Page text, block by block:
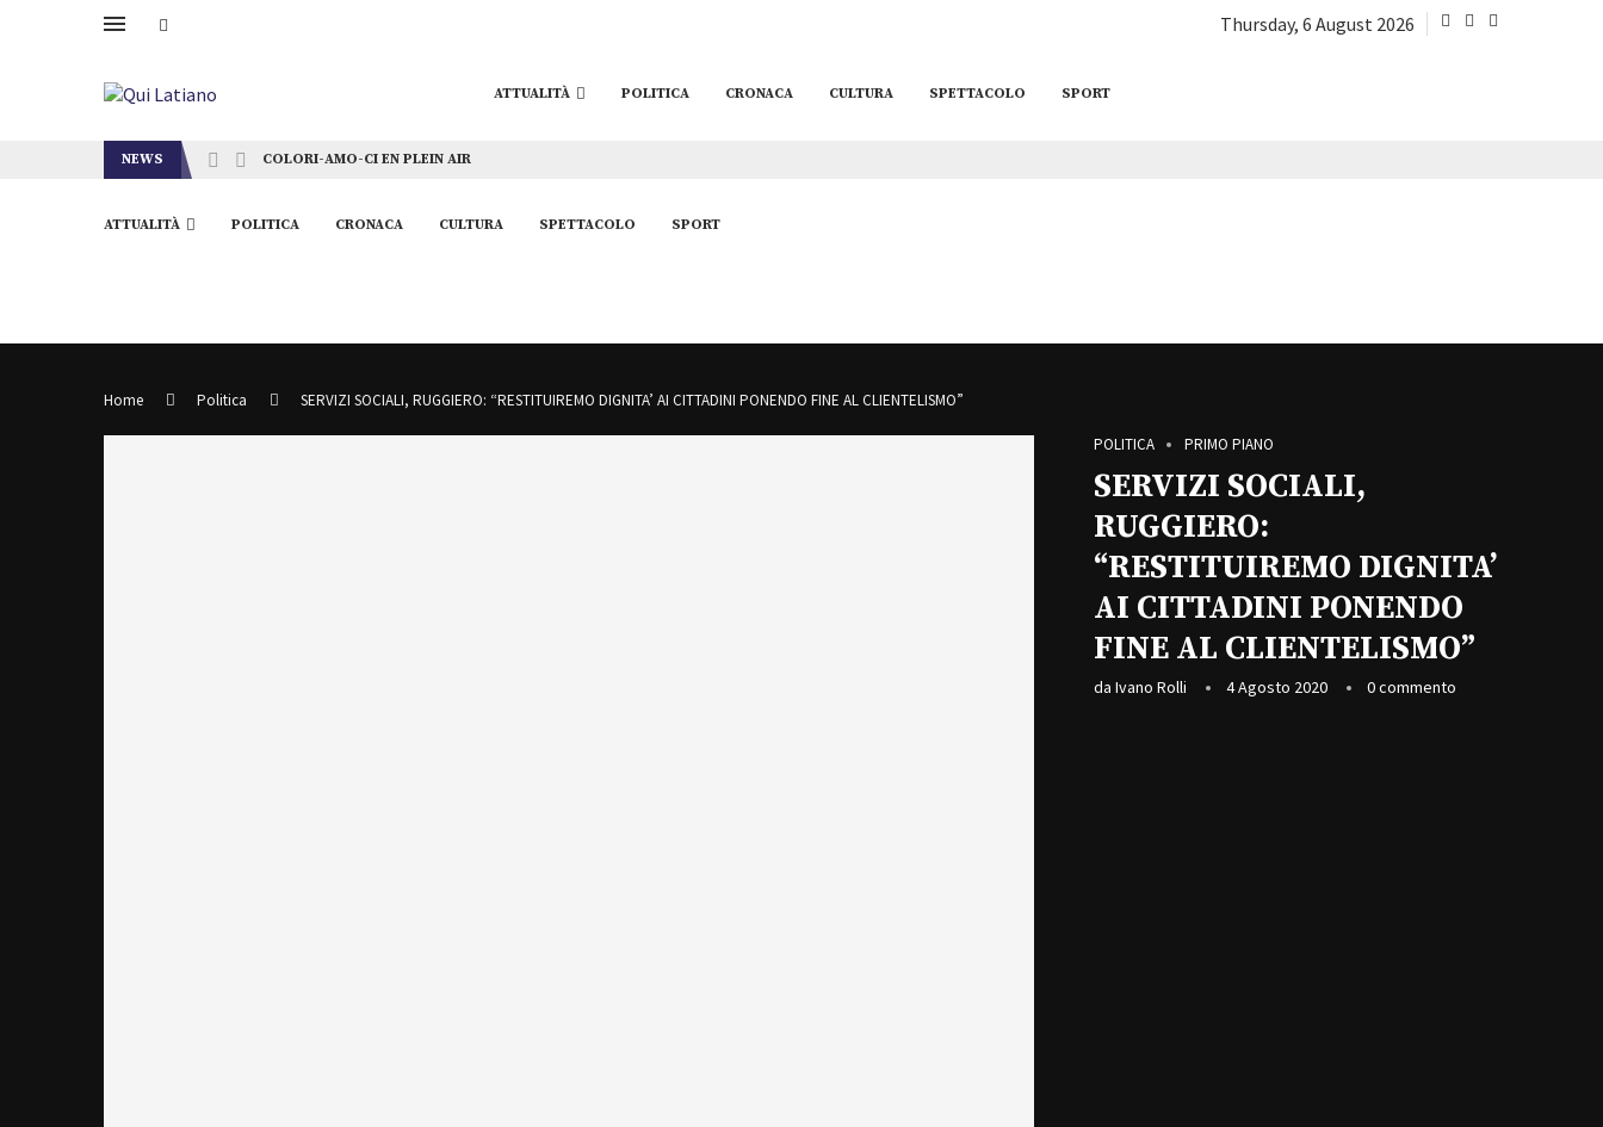
Thursday, 6 August 2026
ATTUALITÀ POLITICA CRONACA CULTURA SPETTACOLO SPORT
NEWS COLORI-AMO-CI EN PLEIN AIR
ATTUALITÀ POLITICA CRONACA CULTURA SPETTACOLO SPORT
Home Politica SERVIZI SOCIALI, RUGGIERO: “RESTITUIREMO DIGNITA’ AI CITTADINI PONENDO FINE AL CLIENTELISMO”
POLITICA PRIMO PIANO
SERVIZI SOCIALI,
RUGGIERO:
“RESTITUIREMO DIGNITA’
AI CITTADINI PONENDO
FINE AL CLIENTELISMO”
da Ivano Rolli 4 Agosto 2020 0 commento